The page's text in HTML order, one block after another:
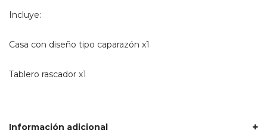
Incluye:
Casa con diseño tipo caparazón x1
Tablero rascador x1
Información adicional